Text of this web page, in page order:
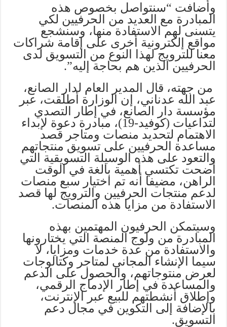
وأضافت “سنتواصل بخصوص هذه
المبادرة مع العديد من الحرفيين لكي
يتسنى لهم الاستفادة منها، وسنشجع
مواقع إلكترونية أخرى على إقامة شراكات
معنا للترويج لهذا النوع من التسويق لدى
الحرفيين الذين هم بحاجة إليه”.
من جهته، قال المدير العام لدار الصانع،
عبد الله عدناني، إن الوزارة أطلقت، عبر
مؤسسة دار الصانع، في إطار التصدي
لتداعيات (كوفيد-19)، مبادرة دعوة لإبداء
الاهتمام لتحديد منصات ومتاجر قصد
مساعدة الحرفيين على تسويق منتجاتهم
والتعود على هذه الوسيلة التسويقية التي
أضحت تكتسي أهمية بالغة في الوقت
الراهن، مضيفا أنه تم اختيار سبع منصات
لدعم منتجات الحرفيين والترويج لها قصد
الاستفادة من مزايا هذه المنصات.
وسيتمكن الحرفيون المهتمين بهذه
المبادرة من ولوج المنصة التي يختارونها
والاستفادة من عدة خدمات ومزايا، لا
سيما الإنشاء المجاني لمتاجر وكتالوجات
لعرض منتوجاتهم، والحصول على الدعم
والمساعدة في إطار الإدماج الرقمي،
وإطلاق أنشطتهم للبيع عبر الإنترنت،
بالإضافة إلى التكوين في مجال دعم
التسويق.